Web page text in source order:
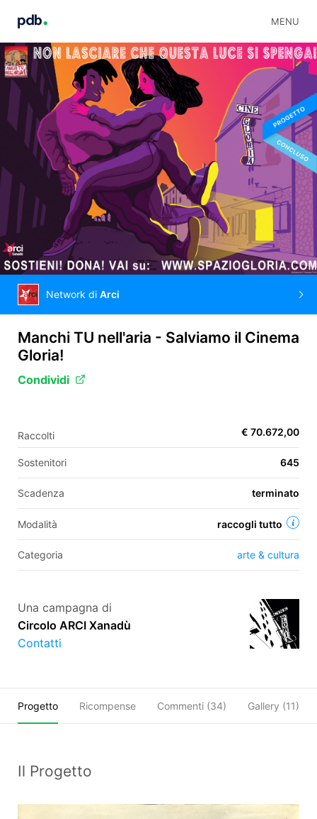
MENU
ITES
Network di Arci
Manchi TU nell'aria - Salviamo il Cinema
Gloria!
Condividi
Raccolti € 70.672,00
Sostenitori 645
Scadenza terminato
Modalità raccogli tutto
Categoria arte & cultura
Una campagna di
Circolo ARCI Xanadù
Contatti
Progetto Ricompense Commenti (34) Gallery (11)
Il Progetto